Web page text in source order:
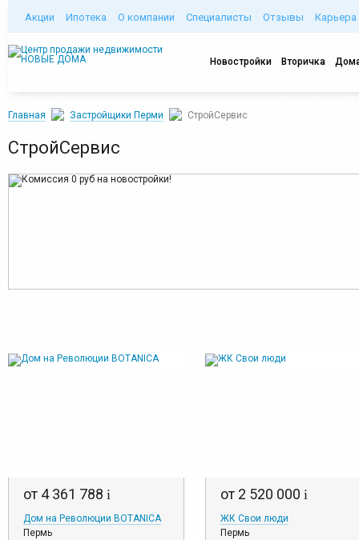
Акции Ипотека О компании Специалисты Отзывы Карьера
Новостройки Вторичка
Главная Застройщики Перми СтройСервис
СтройСервис
от 4 361 788 i
Дом на Революции BOTANICA
Пермь
от 2 520 000 i
ЖК Свои люди
Пермь